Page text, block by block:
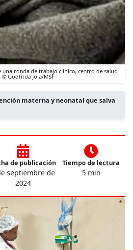
ronda de trabajo clínico, centro de salud
Godfrida Jola/MSF
materna y neonatal que salva
de publicación
septiembre de
2024
Tiempo de lectura
5 min